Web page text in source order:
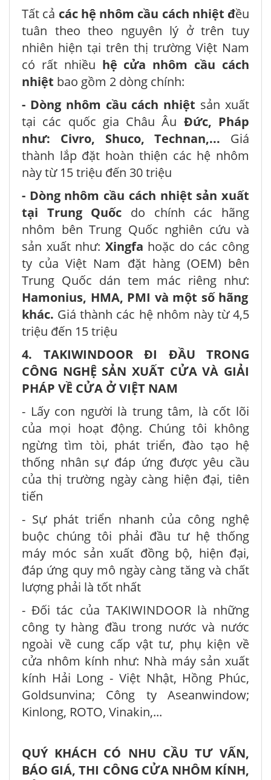
Tất cả các hệ nhôm cầu cách nhiệt đều
tuân theo theo nguyên lý ở trên tuy
nhiên hiện tại trên thị trường Việt Nam
có rất nhiều hệ cửa nhôm cầu cách
nhiệt bao gồm 2 dòng chính:
- Dòng nhôm cầu cách nhiệt sản xuất
tại các quốc gia Châu Âu Đức, Pháp
như: Civro, Shuco, Technan,... Giá
thành lắp đặt hoàn thiện các hệ nhôm
này từ 15 triệu đến 30 triệu
- Dòng nhôm cầu cách nhiệt sản xuất
tại Trung Quốc do chính các hãng
nhôm bên Trung Quốc nghiên cứu và
sản xuất như: Xingfa hoặc do các công
ty của Việt Nam đặt hàng (OEM) bên
Trung Quốc dán tem mác riêng như:
Hamonius, HMA, PMI và một số hãng
khác. Giá thành các hệ nhôm này từ 4,5
triệu đến 15 triệu
4. TAKIWINDOOR ĐI ĐẦU TRONG
CÔNG NGHỆ SẢN XUẤT CỬA VÀ GIẢI
PHÁP VỀ CỬA Ở VIỆT NAM
- Lấy con người là trung tâm, là cốt lõi
của mọi hoạt động. Chúng tôi không
ngừng tìm tòi, phát triển, đào tạo hệ
thống nhân sự đáp ứng được yêu cầu
của thị trường ngày càng hiện đại, tiên
tiến
- Sự phát triển nhanh của công nghệ
buộc chúng tôi phải đầu tư hệ thống
máy móc sản xuất đồng bộ, hiện đại,
đáp ứng quy mô ngày càng tăng và chất
lượng phải là tốt nhất
- Đối tác của TAKIWINDOOR là những
công ty hàng đầu trong nước và nước
ngoài về cung cấp vật tư, phụ kiện về
cửa nhôm kính như: Nhà máy sản xuất
kính Hải Long - Việt Nhật, Hồng Phúc,
Goldsunvina; Công ty Aseanwindow;
Kinlong, ROTO, Vinakin,...
QUÝ KHÁCH CÓ NHU CẦU TƯ VẤN,
BÁO GIÁ, THI CÔNG CỬA NHÔM KÍNH,